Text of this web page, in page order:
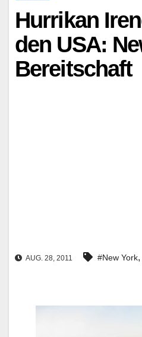
Hurrikan
den USA:
Bereitschaft
AUG. 28, 2011 #New York,